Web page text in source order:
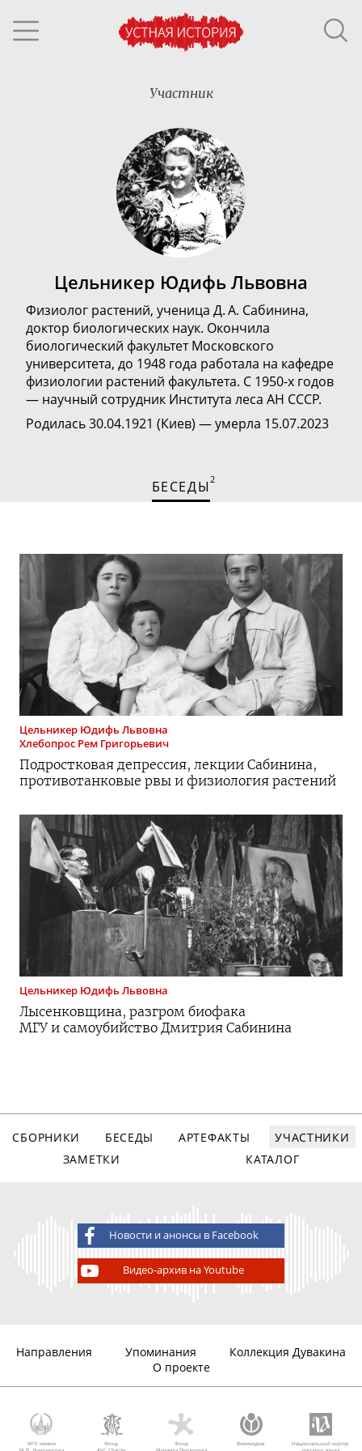
Участник
Цельникер Юдифь Львовна
Физиолог растений, ученица Д. А. Сабинина,
доктор биологических наук. Окончила
биологический факультет Московского
университета, до 1948 года работала на кафедре
физиологии растений факультета. С 1950-х годов
— научный сотрудник Института леса АН СССР.
Родилась 30.04.1921 (Киев) — умерла 15.07.2023
БЕСЕДЫ2
Цельникер Юдифь Львовна
Хлебопрос Рем Григорьевич
Подростковая депрессия, лекции Сабинина,
противотанковые рвы и физиология растений
Цельникер Юдифь Львовна
Лысенковщина, разгром биофака
МГУ и самоубийство Дмитрия Сабинина
СБОРНИКИ БЕСЕДЫ АРТЕФАКТЫ
УЧАСТНИКИ
ЗАМЕТКИ
КАТАЛОГ
Новости и анонсы в Facebook
Видео-архив на Youtube
Направления Упоминания
Коллекция Дувакина
О проекте
МГУ имени
Фонд
Фонд
Викимедиа
Национальный корпус